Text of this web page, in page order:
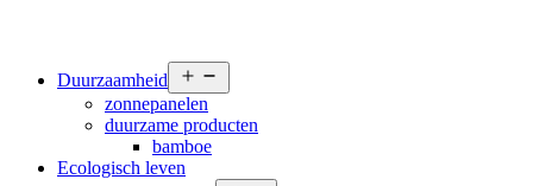
Duurzaamheid
menu
zonnepanelen
duurzame producten
bamboe
Ecologisch leven